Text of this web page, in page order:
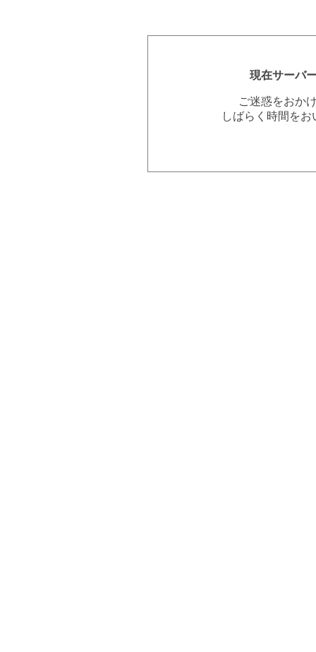
現在サーバ
ご迷惑をおか
しばらく時間を